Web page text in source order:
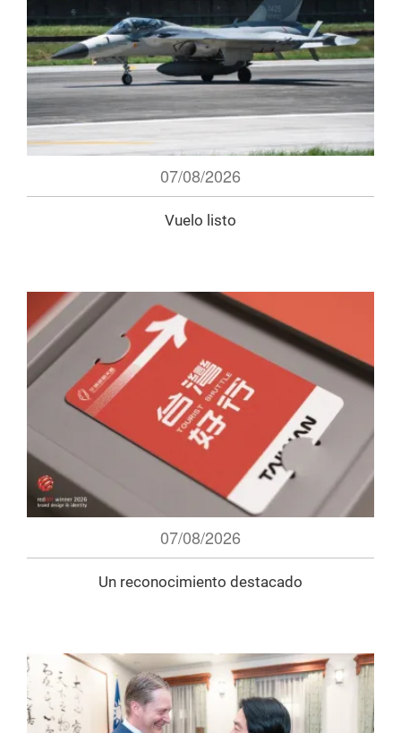
07/08/2026
Vuelo listo
07/08/2026
Un reconocimiento destacado